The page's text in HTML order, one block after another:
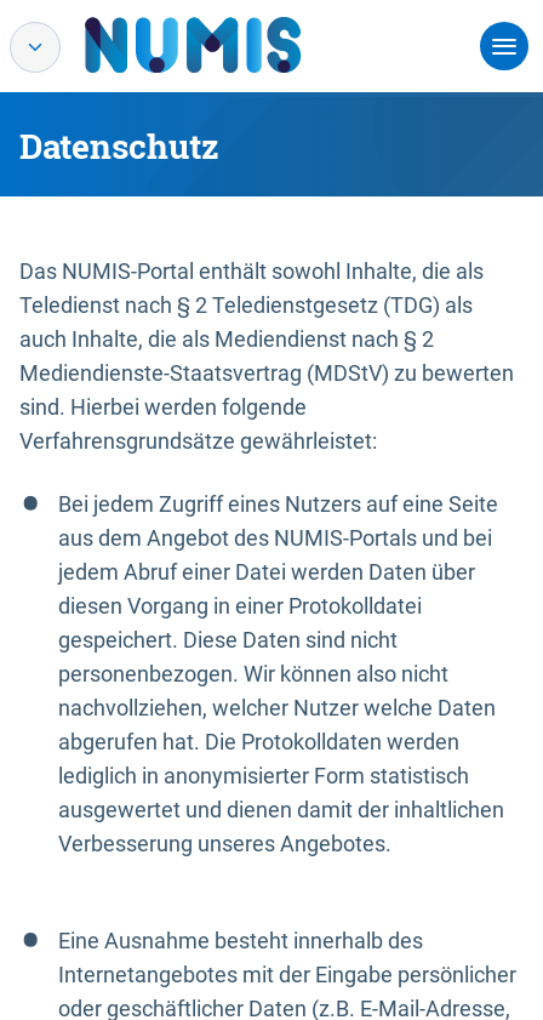
Datenschutz
Das NUMIS-Portal enthält sowohl Inhalte, die als
Teledienst nach § 2 Teledienstgesetz (TDG) als
auch Inhalte, die als Mediendienst nach § 2
Mediendienste-Staatsvertrag (MDStV) zu bewerten
sind. Hierbei werden folgende
Verfahrensgrundsätze gewährleistet:
Bei jedem Zugriff eines Nutzers auf eine Seite
aus dem Angebot des NUMIS-Portals und bei
jedem Abruf einer Datei werden Daten über
diesen Vorgang in einer Protokolldatei
gespeichert. Diese Daten sind nicht
personenbezogen. Wir können also nicht
nachvollziehen, welcher Nutzer welche Daten
abgerufen hat. Die Protokolldaten werden
lediglich in anonymisierter Form statistisch
ausgewertet und dienen damit der inhaltlichen
Verbesserung unseres Angebotes.
Eine Ausnahme besteht innerhalb des
Internetangebotes mit der Eingabe persönlicher
oder geschäftlicher Daten (z.B. E-Mail-Adresse,